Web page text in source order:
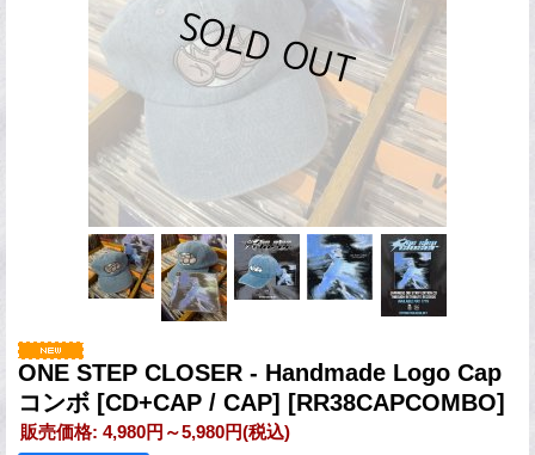
ONE STEP CLOSER - Handmade Logo Cap
コンボ [CD+CAP / CAP] [RR38CAPCOMBO]
販売価格: 4,980円～5,980円(税込)